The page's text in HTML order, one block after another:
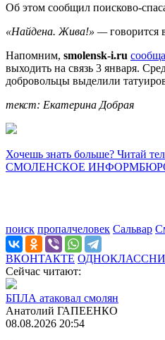
Об этом сообщил поисково-
«Найдена. Жива!» —говорится
Напомним, smolensk-i.ru
выходить на связь 3 января.
добровольцы выделили
текст: Екатерина Добрая
Хочешь знать больше? Читай
СМОЛЕНСКОЕ
поиск пропалчеловек Сальвар
ВКОНТАКТЕ
Сейчас читают:
БПЛА атаковал смолян
Анатолий ГАПЕЕНКО
08.08.2026 20:54